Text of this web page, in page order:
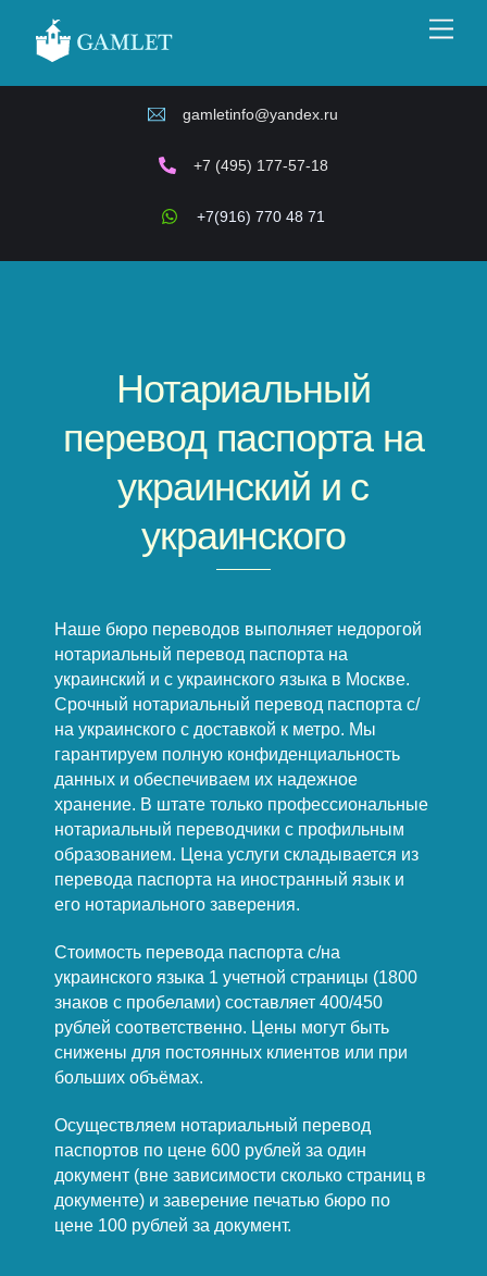
content
gamletinfo@yandex.ru
+7 (495) 177-57-18
+7(916) 770 48 71
Нотариальный
перевод паспорта на
украинский и с
украинского
Наше бюро переводов выполняет недорогой
нотариальный перевод паспорта на
украинский и с украинского языка в Москве.
Срочный нотариальный перевод паспорта с/
на украинского с доставкой к метро. Мы
гарантируем полную конфиденциальность
данных и обеспечиваем их надежное
хранение. В штате только профессиональные
нотариальный переводчики с профильным
образованием. Цена услуги складывается из
перевода паспорта на иностранный язык и
его нотариального заверения.
Стоимость перевода паспорта с/на
украинского языка 1 учетной страницы (1800
знаков с пробелами) составляет 400/450
рублей соответственно. Цены могут быть
снижены для постоянных клиентов или при
больших объёмах.
Осуществляем нотариальный перевод
паспортов по цене 600 рублей за один
документ (вне зависимости сколько страниц в
документе) и заверение печатью бюро по
цене 100 рублей за документ.